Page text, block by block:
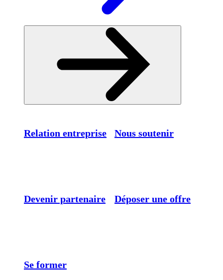
Relation entreprise Nous soutenir
Devenir partenaire Déposer une offre
Se former